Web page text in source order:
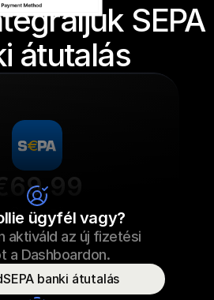
SEPA
átutalás
Cipőfűző
€69,99
ügyfél vagy?
aktiváld az új fizetési
a Dashboardon.
banki átutalás